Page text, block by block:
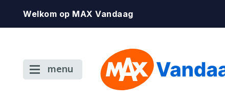
Welkom op MAX Vandaag
menu